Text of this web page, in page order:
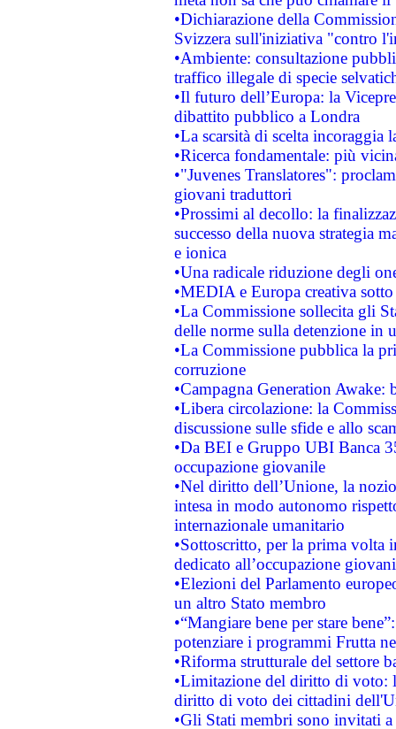
•Dichiarazione della
Svizzera sull'iniziativa "contro
•Ambiente: consultazione
traffico illegale di specie
•Il futuro dell’Europa: la
dibattito pubblico a Londra
•La scarsità di scelta
•Ricerca fondamentale: più
•"Juvenes Translatores":
giovani traduttori
•Prossimi al decollo: la
successo della nuova strategia
e ionica
•Una radicale riduzione degli
•MEDIA e Europa creativa
•La Commissione sollecita gli
delle norme sulla detenzione in
•La Commissione pubblica la
corruzione
•Campagna Generation
•Libera circolazione: la
discussione sulle sfide e allo
•Da BEI e Gruppo UBI Banca
occupazione giovanile
•Nel diritto dell’Unione, la
intesa in modo autonomo
internazionale umanitario
•Sottoscritto, per la prima volta
dedicato all’occupazione
•Elezioni del Parlamento
un altro Stato membro
•“Mangiare bene per stare
potenziare i programmi Frutta
•Riforma strutturale del settore
•Limitazione del diritto di voto:
diritto di voto dei cittadini
•Gli Stati membri sono invitati